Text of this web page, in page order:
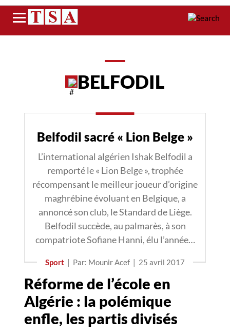
Menu
BELFODIL
Belfodil sacré « Lion Belge »
L’international algérien Ishak Belfodil a
remporté le « Lion Belge », trophée
récompensant le meilleur joueur d’origine
maghrébine évoluant en Belgique, a
annoncé son club, le Standard de Liège.
Belfodil succède, au palmarès, à son
compatriote Sofiane Hanni, élu l’année…
Sport | Par: Mounir Acef | 25 avril 2017
Réforme de l’école en
Algérie : la polémique
enfle, les partis divisés